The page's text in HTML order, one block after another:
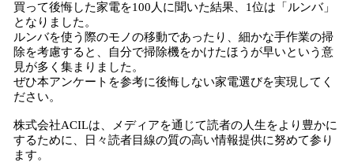
買って後悔した家電を100人に聞いた結果、1位は「ルンバ」
となりました。
ルンバを使う際のモノの移動であったり、細かな手作業の掃
除を考慮すると、自分で掃除機をかけたほうが早いという意
見が多く集まりました。
ぜひ本アンケートを参考に後悔しない家電選びを実現してく
ださい。
株式会社ACILは、メディアを通じて読者の人生をより豊かに
するために、日々読者目線の質の高い情報提供に努めて参り
ます。